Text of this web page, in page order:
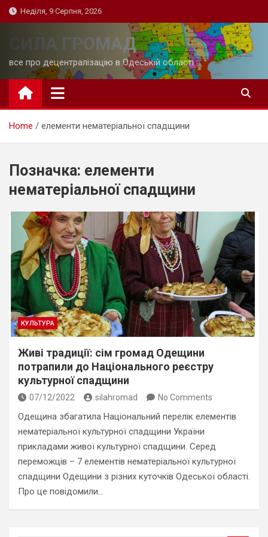
Skip
to
Неділя, 9 Серпня, 2026
СИЛА ГРОМАД
все про децентралізацію в Одеській області
Home елементи нематеріальної спадщини
Позначка: елементи
нематеріальної спадщини
КУЛЬТУРА
Живі традиції: сім громад Одещини
потрапили до Національного реєстру
культурної спадщини
07/12/2022 silahromad No Comments
Одещина збагатила Національний перелік елементів
нематеріальної культурної спадщини України
прикладами живої культурної спадщини. Серед
переможців – 7 елементів нематеріальної культурної
спадщини Одещини з різних куточків Одеської області.
Про це повідомили…